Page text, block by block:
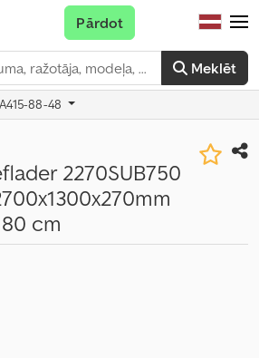
Meklēt
Pārdot
88-48
2270SUB750
cm